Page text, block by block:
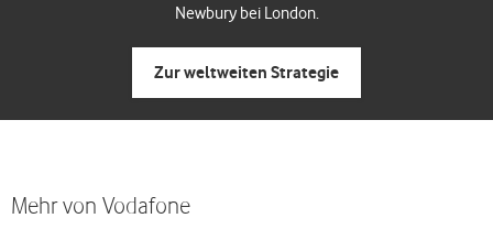
Newbury bei London.
Zur weltweiten Strategie
Mehr von Vodafone